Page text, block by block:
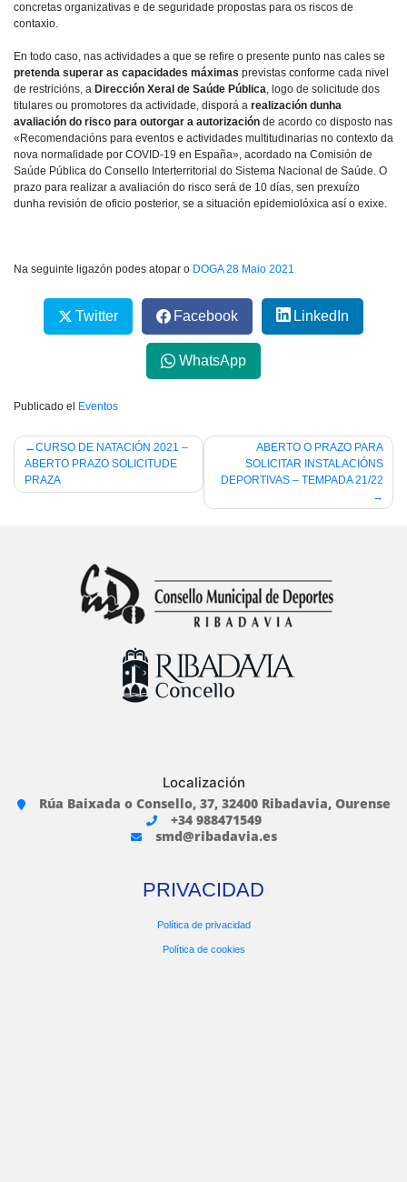
concretas organizativas e de seguridade propostas para os riscos de
contaxio.
En todo caso, nas actividades a que se refire o presente punto nas cales se
pretenda superar as capacidades máximas previstas conforme cada nivel
de restricións, a Dirección Xeral de Saúde Pública, logo de solicitude dos
titulares ou promotores da actividade, disporá a realización dunha
avaliación do risco para outorgar a autorización de acordo co disposto nas
«Recomendacións para eventos e actividades multitudinarias no contexto da
nova normalidade por COVID-19 en España», acordado na Comisión de
Saúde Pública do Consello Interterritorial do Sistema Nacional de Saúde. O
prazo para realizar a avaliación do risco será de 10 días, sen prexuízo
dunha revisión de oficio posterior, se a situación epidemiolóxica así o exixe.
Na seguinte ligazón podes atopar o DOGA 28 Maio 2021
Twitter Facebook LinkedIn
WhatsApp
Publicado el Eventos
Navegación
de
entradas
CURSO DE NATACIÓN 2021 –
ABERTO PRAZO SOLICITUDE
PRAZA
ABERTO O PRAZO PARA
SOLICITAR INSTALACIÓNS
DEPORTIVAS – TEMPADA 21/22
Localización
Rúa Baixada o Consello, 37, 32400 Ribadavia, Ourense
+34 988471549
smd@ribadavia.es
PRIVACIDAD
Política de privacidad
Política de cookies